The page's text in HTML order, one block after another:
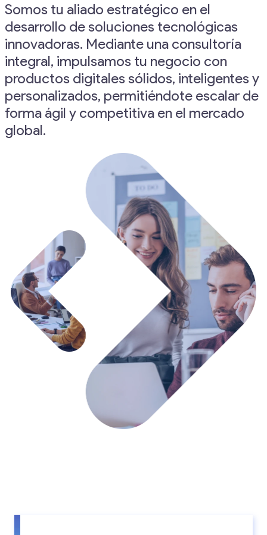
Somos tu aliado estratégico en el
desarrollo de soluciones tecnológicas
innovadoras. Mediante una consultoría
integral, impulsamos tu negocio con
productos digitales sólidos, inteligentes y
personalizados, permitiéndote escalar de
forma ágil y competitiva en el mercado
global.